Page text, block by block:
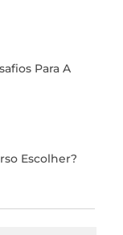
Para A
Escolher?